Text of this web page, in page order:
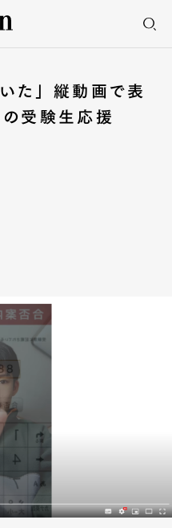
た」 縦動画で表
の受験生応援